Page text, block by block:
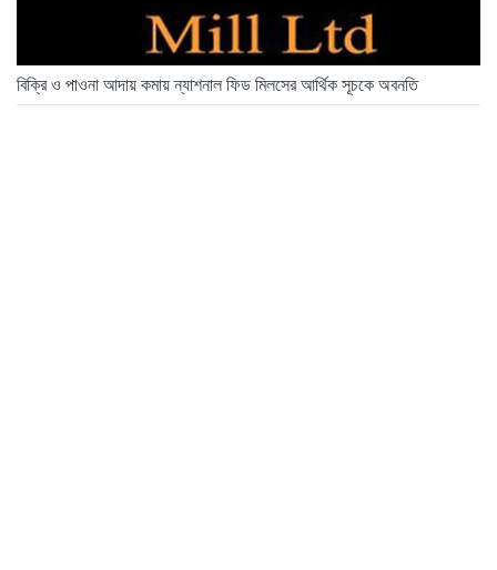
বিক্রি ও পাওনা আদায় কমায় ন্যাশনাল ফিড মিলসের আর্থিক সূচকে অবনতি